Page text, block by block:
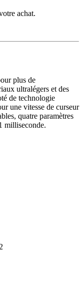
achat.
plus de
ultralégers et des
de technologie
une vitesse de curseur
quatre paramètres
milliseconde.